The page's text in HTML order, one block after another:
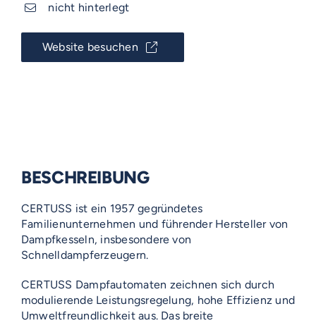
nicht hinterlegt
Website besuchen
BESCHREIBUNG
CERTUSS ist ein 1957 gegründetes
Familienunternehmen und führender Hersteller von
Dampfkesseln, insbesondere von
Schnelldampferzeugern.
CERTUSS Dampfautomaten zeichnen sich durch
modulierende Leistungsregelung, hohe Effizienz und
Umweltfreundlichkeit aus. Das breite